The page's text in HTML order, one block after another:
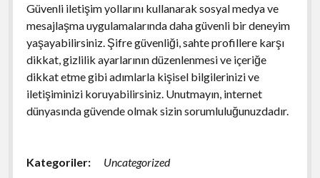
Güvenli iletişim yollarını kullanarak sosyal medya ve
mesajlaşma uygulamalarında daha güvenli bir deneyim
yaşayabilirsiniz. Şifre güvenliği, sahte profillere karşı
dikkat, gizlilik ayarlarının düzenlenmesi ve içeriğe
dikkat etme gibi adımlarla kişisel bilgilerinizi ve
iletişiminizi koruyabilirsiniz. Unutmayın, internet
dünyasında güvende olmak sizin sorumluluğunuzdadır.
E
Kategoriler: Uncategorized